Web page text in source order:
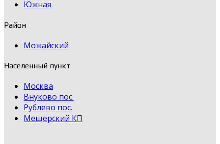
Южная
Район
Можайский
Населенный пункт
Москва
Внуково пос.
Рублево пос.
Мещерский КП